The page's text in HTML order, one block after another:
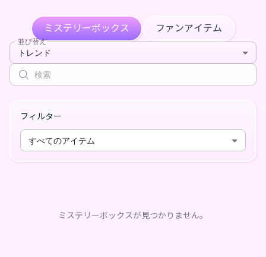
ミステリーボックス ファンアイテム
並び替え
トレンド
フィルター
すべてのアイテム
ミステリーボックスが見つかりません。